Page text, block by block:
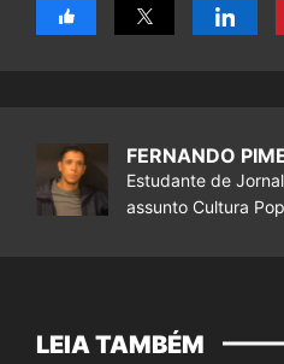
FERNANDO
Estudante de
assunto Cultura
LEIA TAMBÉM